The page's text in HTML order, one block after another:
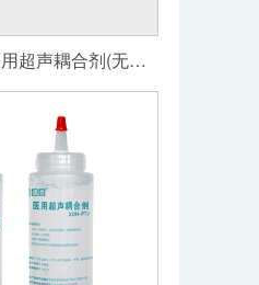
新偶合 消毒型医用超声耦合剂(无菌级)